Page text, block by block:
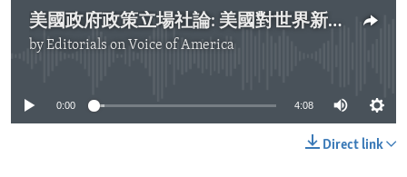
美國政府政策立場社論: 美國對世界新秩序的願景
byEditorials on Voice of America
0:00 4:08
Direct link